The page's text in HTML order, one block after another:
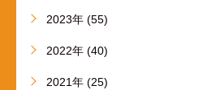
2023年 (55)
2022年 (40)
2021年 (25)